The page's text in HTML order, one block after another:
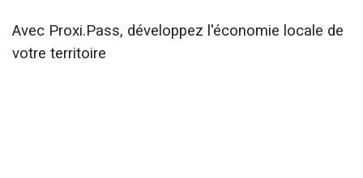
Avec Proxi.Pass, développez l'économie locale de
votre territoire